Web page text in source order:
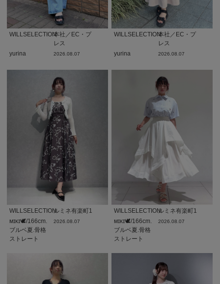
2026.08.07
WILLSELECTION本社／EC・プ
レス
yurina
2026.08.07
WILLSELECTION本社／EC・プ
レス
yurina
2026.08.07
WILLSELECTIONルミネ有楽町1
ᴍɪᴋɪ🕊/166cm.
ブルベ夏.骨格
ストレート
2026.08.07
WILLSELECTIONルミネ有楽町1
ᴍɪᴋɪ🕊/166cm.
ブルベ夏.骨格
ストレート